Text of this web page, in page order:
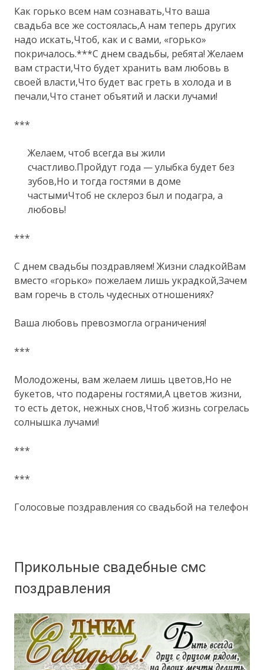
Как горько всем нам сознавать,Что ваша
свадьба все же состоялась,А нам теперь других
надо искать,Чтоб, как и с вами, «горько»
покричалось.***С днем свадьбы, ребята! Желаем
вам страсти,Что будет хранить вам любовь в
своей власти,Что будет вас греть в холода и в
печали,Что станет объятий и ласки лучами!
***
Желаем, чтоб всегда вы жили
счастливо.Пройдут года — улыбка будет без
зубов,Но и тогда гостями в доме
частымиЧтоб не склероз был и подагра, а
любовь!
***
С днем свадьбы поздравляем! Жизни сладкойВам
вместо «горько» пожелаем лишь украдкой,Зачем
вам горечь в столь чудесных отношениях?
Ваша любовь превозмогла ограничения!
***
Молодожены, вам желаем лишь цветов,Но не
букетов, что подарены гостями,А цветов жизни,
то есть деток, нежных снов,Чтоб жизнь согрелась
солнышка лучами!
***
***
Голосовые поздравления со свадьбой на телефон
Прикольные свадебные смс
поздравления